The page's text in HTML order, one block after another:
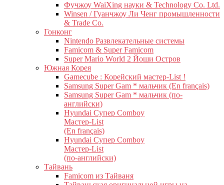
Фучжоу WaiXing науки & Technology Co. Ltd.
Winsen / Гуанчжоу Ли Ченг промышленности
& Trade Co.
Гонконг
Nintendo Развлекательные системы
Famicom & Super Famicom
Super Mario World 2 Йоши Остров
Южная Корея
Gamecube : Корейский мастер-List !
Samsung Super Gam * мальчик (En français)
Samsung Super Gam * мальчик (по-
английски)
Hyundai Супер Comboy
Мастер-List
(En français)
Hyundai Супер Comboy
Мастер-List
(по-английски)
Тайвань
Famicom из Тайваня